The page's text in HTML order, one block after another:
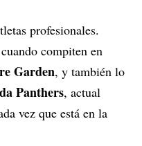
profesionales.
cuando compiten en
Garden, y también lo
Panthers, actual
vez que está en la